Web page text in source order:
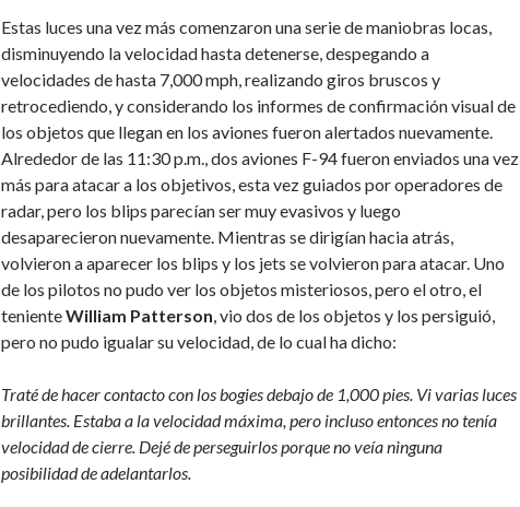
Estas luces una vez más comenzaron una serie de maniobras locas,
disminuyendo la velocidad hasta detenerse, despegando a
velocidades de hasta 7,000 mph, realizando giros bruscos y
retrocediendo, y considerando los informes de confirmación visual de
los objetos que llegan en los aviones fueron alertados nuevamente.
Alrededor de las 11:30 p.m., dos aviones F-94 fueron enviados una vez
más para atacar a los objetivos, esta vez guiados por operadores de
radar, pero los blips parecían ser muy evasivos y luego
desaparecieron nuevamente. Mientras se dirigían hacia atrás,
volvieron a aparecer los blips y los jets se volvieron para atacar. Uno
de los pilotos no pudo ver los objetos misteriosos, pero el otro, el
tenienteWilliam Patterson, vio dos de los objetos y los persiguió,
pero no pudo igualar su velocidad, de lo cual ha dicho:
Traté de hacer contacto con los bogies debajo de 1,000 pies. Vi varias luces
brillantes. Estaba a la velocidad máxima, pero incluso entonces no tenía
velocidad de cierre. Dejé de perseguirlos porque no veía ninguna
posibilidad de adelantarlos.